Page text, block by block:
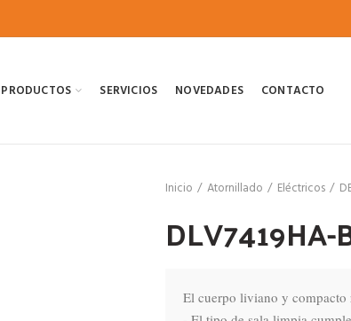
PRODUCTOS SERVICIOS NOVEDADES CONTACTO
Inicio Atornillado Eléctricos
DLV7419HA-
El cuerpo liviano y